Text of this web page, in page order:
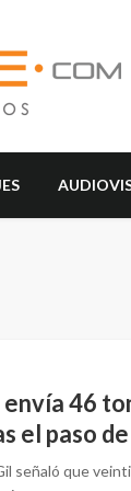
46
el paso
señaló que